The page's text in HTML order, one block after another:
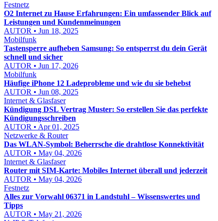
Festnetz
O2 Internet zu Hause Erfahrungen: Ein umfassender Blick auf
Leistungen und Kundenmeinungen
AUTOR • Jun 18, 2025
Mobilfunk
Tastensperre aufheben Samsung: So entsperrst du dein Gerät
schnell und sicher
AUTOR • Jun 17, 2026
Mobilfunk
Häufige iPhone 12 Ladeprobleme und wie du sie behebst
AUTOR • Jun 08, 2025
Internet & Glasfaser
Kündigung DSL Vertrag Muster: So erstellen Sie das perfekte
Kündigungsschreiben
AUTOR • Apr 01, 2025
Netzwerke & Router
Das WLAN-Symbol: Beherrsche die drahtlose Konnektivität
AUTOR • May 04, 2026
Internet & Glasfaser
Router mit SIM-Karte: Mobiles Internet überall und jederzeit
AUTOR • May 04, 2026
Festnetz
Alles zur Vorwahl 06371 in Landstuhl – Wissenswertes und
Tipps
AUTOR • May 21, 2026